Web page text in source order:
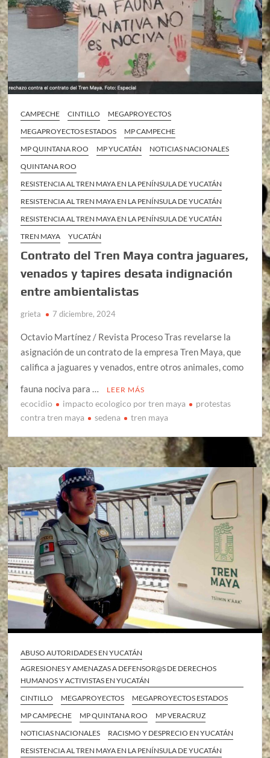
CAMPECHE CINTILLO
MEGAPROYECTOS
MEGAPROYECTOS ESTADOS
MP CAMPECHE
MP QUINTANA ROO
MP YUCATÁN
NOTICIAS NACIONALES
QUINTANA ROO
RESISTENCIA AL TREN MAYA EN LA PENÍNSULA DE YUCATÁN
RESISTENCIA AL TREN MAYA EN LA PENÍNSULA DE YUCATÁN
RESISTENCIA AL TREN MAYA EN LA PENÍNSULA DE YUCATÁN
TREN MAYA
YUCATÁN
Contrato del Tren Maya contra jaguares,
venados y tapires desata indignación
entre ambientalistas
grieta 7 diciembre, 2024
Octavio Martínez / Revista Proceso Tras revelarse la
asignación de un contrato de la empresa Tren Maya, que
califica a jaguares y venados, entre otros animales, como
fauna nociva para …
LEER MÁS
ecocidio impacto ecologico por tren maya
protestas
contra tren maya
sedena tren maya
ABUSO AUTORIDADES EN YUCATÁN
AGRESIONES Y AMENAZAS A DEFENSOR@S DE DERECHOS
HUMANOS Y ACTIVISTAS EN YUCATÁN
CINTILLO
MEGAPROYECTOS
MEGAPROYECTOS ESTADOS
MP CAMPECHE
MP QUINTANA ROO
MP VERACRUZ
NOTICIAS NACIONALES
RACISMO Y DESPRECIO EN YUCATÁN
RESISTENCIA AL TREN MAYA EN LA PENÍNSULA DE YUCATÁN